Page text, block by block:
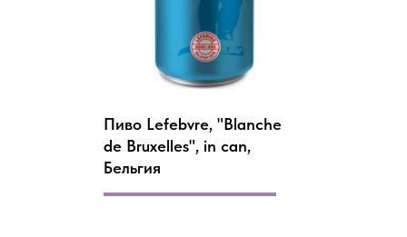
Пиво Lefebvre, "Blanche
de Bruxelles", in can,
Бельгия